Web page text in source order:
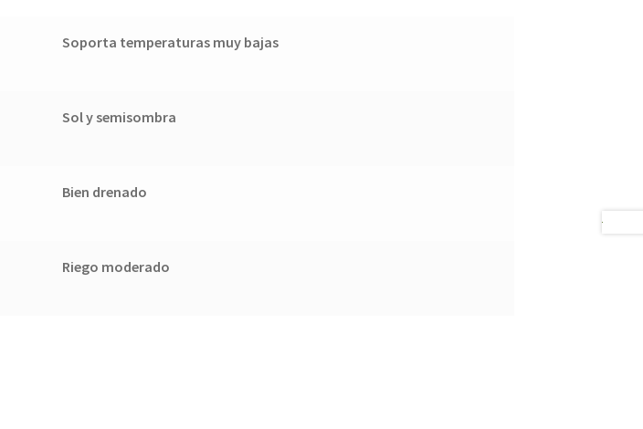
Soporta temperaturas muy bajas
Sol y semisombra
Bien drenado
Riego moderado